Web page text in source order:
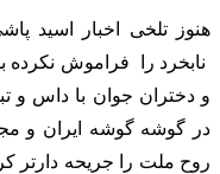
هنوز تلخی اخبار اسید
نابخرد را فراموش نکرده
و دختران جوان با داس و
در گوشه گوشه ایران و
روح ملت را جریحه دارتر